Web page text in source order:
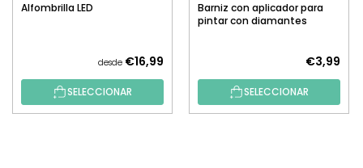
Alfombrilla LED
desde €16,99
SELECCIONAR
Barniz con aplicador para
pintar con diamantes
€3,99
SELECCIONAR